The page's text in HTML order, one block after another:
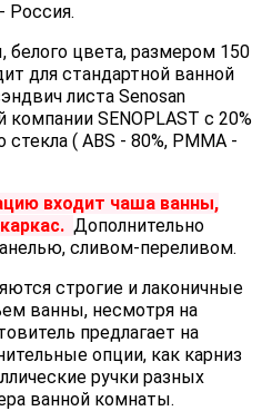
Россия.
белого цвета, размером 150
для стандартной ванной
листа Senosan
SENOPLAST c 20%
( ABS - 80%, PMMA -
входит чаша ванны,
Дополнительно
сливом-переливом.
строгие и лаконичные
ванны, несмотря на
предлагает на
опции, как карниз
ручки разных
ванной комнаты.